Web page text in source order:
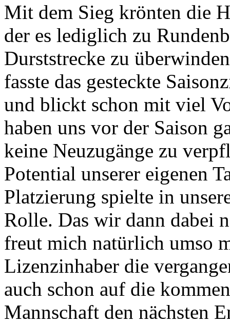
Mit dem Sieg krönten die
der es lediglich zu
Durststrecke zu
fasste das gesteckte
und blickt schon mit viel
haben uns vor der Saison
keine Neuzugänge zu
Potential unserer eigenen
Platzierung spielte in
Rolle. Das wir dann dabei
freut mich natürlich umso
Lizenzinhaber die
auch schon auf die
Mannschaft den nächsten